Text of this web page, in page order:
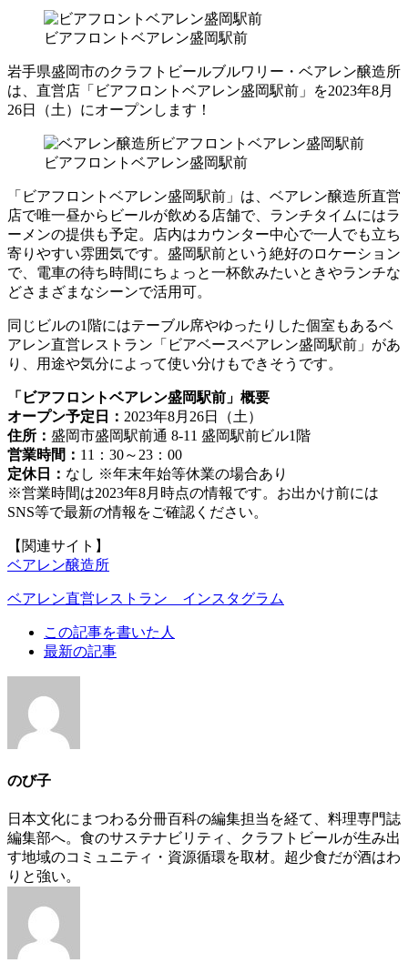
ビアフロントベアレン盛岡駅前
岩手県盛岡市のクラフトビールブルワリー・ベアレン醸造所
は、直営店「ビアフロントベアレン盛岡駅前」を2023年8月
26日（土）にオープンします！
ビアフロントベアレン盛岡駅前
「ビアフロントベアレン盛岡駅前」は、ベアレン醸造所直営
店で唯一昼からビールが飲める店舗で、ランチタイムにはラ
ーメンの提供も予定。店内はカウンター中心で一人でも立ち
寄りやすい雰囲気です。盛岡駅前という絶好のロケーション
で、電車の待ち時間にちょっと一杯飲みたいときやランチな
どさまざまなシーンで活用可。
同じビルの1階にはテーブル席やゆったりした個室もあるベ
アレン直営レストラン「ビアベースベアレン盛岡駅前」があ
り、用途や気分によって使い分けもできそうです。
「ビアフロントベアレン盛岡駅前」概要
オープン予定日： 2023年8月26日（土）
住所： 盛岡市盛岡駅前通 8-11 盛岡駅前ビル1階
営業時間： 11：30～23：00
定休日： なし ※年末年始等休業の場合あり
※営業時間は2023年8月時点の情報です。お出かけ前には
SNS等で最新の情報をご確認ください。
【関連サイト】
ベアレン醸造所
ベアレン直営レストラン インスタグラム
following
tabs
change
content
below.
この記事を書いた人
最新の記事
のび子
日本文化にまつわる分冊百科の編集担当を経て、料理専門誌
編集部へ。食のサステナビリティ、クラフトビールが生み出
す地域のコミュニティ・資源循環を取材。超少食だが酒はわ
りと強い。